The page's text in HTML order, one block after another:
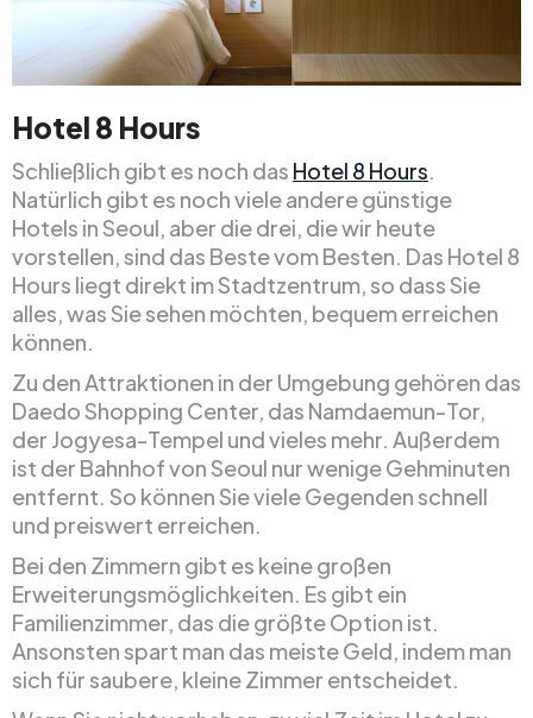
Hotel 8 Hours
Schließlich gibt es noch das Hotel 8 Hours.
Natürlich gibt es noch viele andere günstige
Hotels in Seoul, aber die drei, die wir heute
vorstellen, sind das Beste vom Besten. Das Hotel 8
Hours liegt direkt im Stadtzentrum, so dass Sie
alles, was Sie sehen möchten, bequem erreichen
können.
Zu den Attraktionen in der Umgebung gehören das
Daedo Shopping Center, das Namdaemun-Tor,
der Jogyesa-Tempel und vieles mehr. Außerdem
ist der Bahnhof von Seoul nur wenige Gehminuten
entfernt. So können Sie viele Gegenden schnell
und preiswert erreichen.
Bei den Zimmern gibt es keine großen
Erweiterungsmöglichkeiten. Es gibt ein
Familienzimmer, das die größte Option ist.
Ansonsten spart man das meiste Geld, indem man
sich für saubere, kleine Zimmer entscheidet.